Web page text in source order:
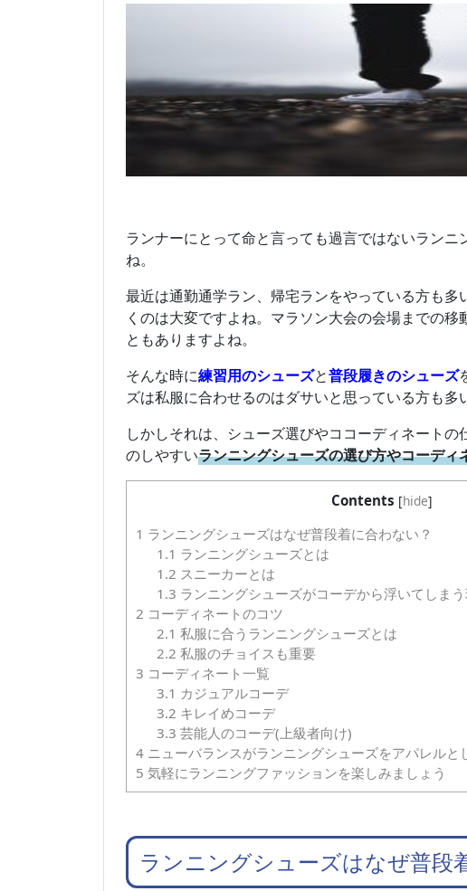
ランナーにとって命と言っても過言ではないラン
ね。
最近は通勤通学ラン、帰宅ランをやっている方も
くのは大変ですよね。マラソン大会の会場までの
ともありますよね。
そんな時に練習用のシューズと普段履きのシューズ
ズは私服に合わせるのはダサいと思っている方も多
しかしそれは、シューズ選びやココーディネート
のしやすいランニングシューズの選び方やコーディ
Contents [hide]
1 ランニングシューズはなぜ普段着に合わない？
1.1 ランニングシューズとは
1.2 スニーカーとは
1.3 ランニングシューズがコーデから浮いてしま
2 コーディネートのコツ
2.1 私服に合うランニングシューズとは
2.2 私服のチョイスも重要
3 コーディネート一覧
3.1 カジュアルコーデ
3.2 キレイめコーデ
3.3 芸能人のコーデ(上級者向け)
4 ニューバランスがランニングシューズをアパレルと
5 気軽にランニングファッションを楽しみましょう
ランニングシューズはなぜ普段